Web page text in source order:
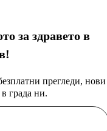
за здравето в
прегледи, нови
града ни.